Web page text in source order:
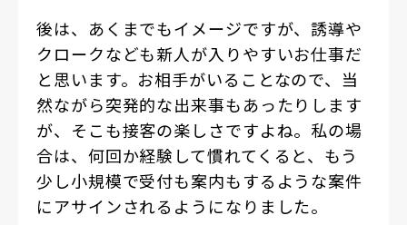
後は、あくまでもイメージですが、誘導や
クロークなども新人が入りやすいお仕事だ
と思います。お相手がいることなので、当
然ながら突発的な出来事もあったりします
が、そこも接客の楽しさですよね。私の場
合は、何回か経験して慣れてくると、もう
少し小規模で受付も案内もするような案件
にアサインされるようになりました。